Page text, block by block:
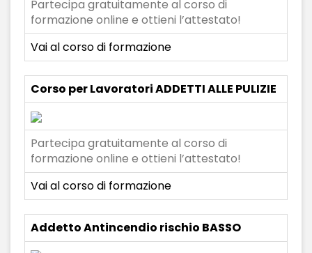
Partecipa gratuitamente al corso di
formazione online e ottieni l’attestato!
Vai al corso di formazione
Corso per Lavoratori ADDETTI ALLE PULIZIE
Partecipa gratuitamente al corso di
formazione online e ottieni l’attestato!
Vai al corso di formazione
Addetto Antincendio rischio BASSO